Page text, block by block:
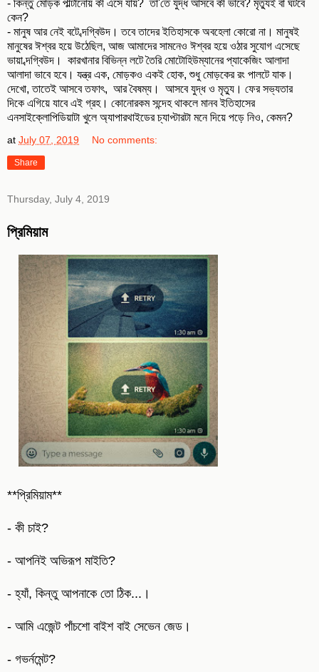
- কিন্তু মোড়ক পাল্টানোয় কী এসে যায়? তা'তে যুদ্ধ আসবে কী ভাবে? মৃত্যুই বা ঘটবে
কেন?
- মানুষ আর নেই বটে ব্দগ্বিউদ। তবে তাদের ইতিহাসকে অবহেলা কোরো না। মানুষই
মানুষের ঈশ্বর হয়ে উঠেছিল, আজ আমাদের সামনেও ঈশ্বর হয়ে ওঠার সুযোগ এসেছে
ভায়া ব্দগ্বিউদ। কারখানার বিভিন্ন লটে তৈরি মোটোহিউম্যানের প্যাকেজিং আলাদা
আলাদা ভাবে হবে। যন্ত্র এক, মোড়কও একই হোক, শুধু মোড়কের রং পালটে যাক।
দেখো, তাতেই আসবে তফাৎ, আর বৈষম্য। আসবে যুদ্ধ ও মৃত্যু। ফের সভ্যতার
দিকে এগিয়ে যাবে এই গ্রহ। কোনোরকম সন্দেহ থাকলে মানব ইতিহাসের
এনসাইক্লোপিডিয়াটা খুলে অ্যাপারথাইডের চ্যাপ্টারটা মনে দিয়ে পড়ে নিও, কেমন?
at July 07, 2019 No comments:
Share
Thursday, July 4, 2019
প্রিমিয়াম
**প্রিমিয়াম**
- কী চাই?
- আপনিই অভিরূপ মাইতি?
- হ্যাঁ, কিন্তু আপনাকে তো ঠিক...।
- আমি এজেন্ট পাঁচশো বাইশ বাই সেভেন জেড।
- গভর্নমেন্ট?